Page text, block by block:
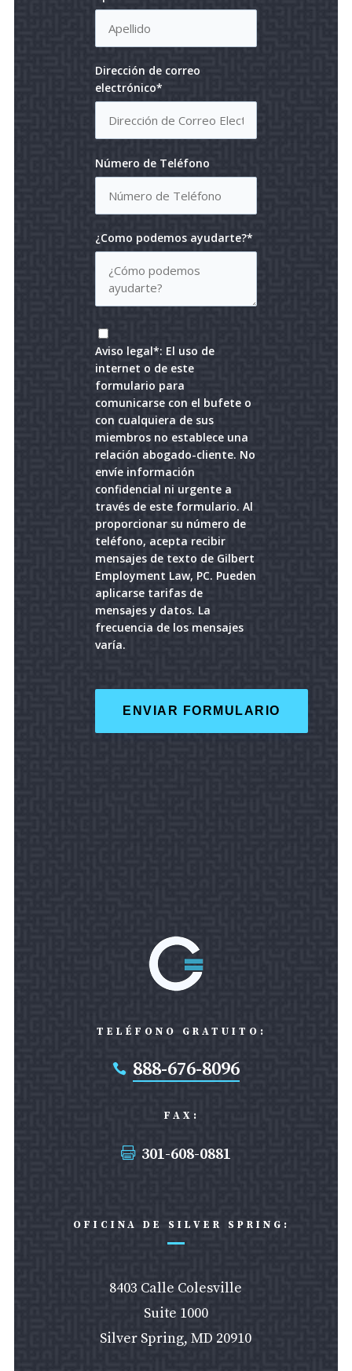
Dirección de correo
electrónico*
Número de Teléfono
¿Como podemos ayudarte?*
Aviso legal*: El uso de
internet o de este
formulario para
comunicarse con el bufete o
con cualquiera de sus
miembros no establece una
relación abogado-cliente. No
envíe información
confidencial ni urgente a
través de este formulario. Al
proporcionar su número de
teléfono, acepta recibir
mensajes de texto de Gilbert
Employment Law, PC. Pueden
aplicarse tarifas de
mensajes y datos. La
frecuencia de los mensajes
varía.
TELÉFONO GRATUITO:
 888-676-8096
FAX:
 301-608-0881
OFICINA DE SILVER SPRING:
8403 Calle Colesville
Suite 1000
Silver Spring, MD 20910